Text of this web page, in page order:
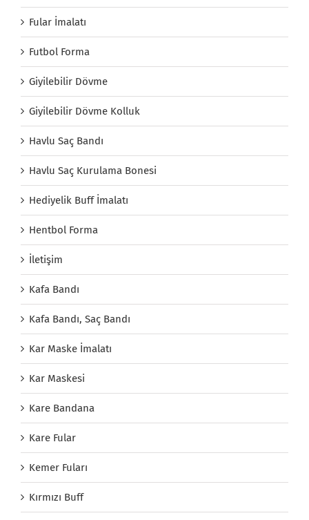
Fular İmalatı
Futbol Forma
Giyilebilir Dövme
Giyilebilir Dövme Kolluk
Havlu Saç Bandı
Havlu Saç Kurulama Bonesi
Hediyelik Buff İmalatı
Hentbol Forma
İletişim
Kafa Bandı
Kafa Bandı, Saç Bandı
Kar Maske İmalatı
Kar Maskesi
Kare Bandana
Kare Fular
Kemer Fuları
Kırmızı Buff